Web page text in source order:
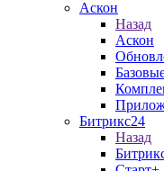
Аскон
Назад
Аскон
Битрикс24
Назад